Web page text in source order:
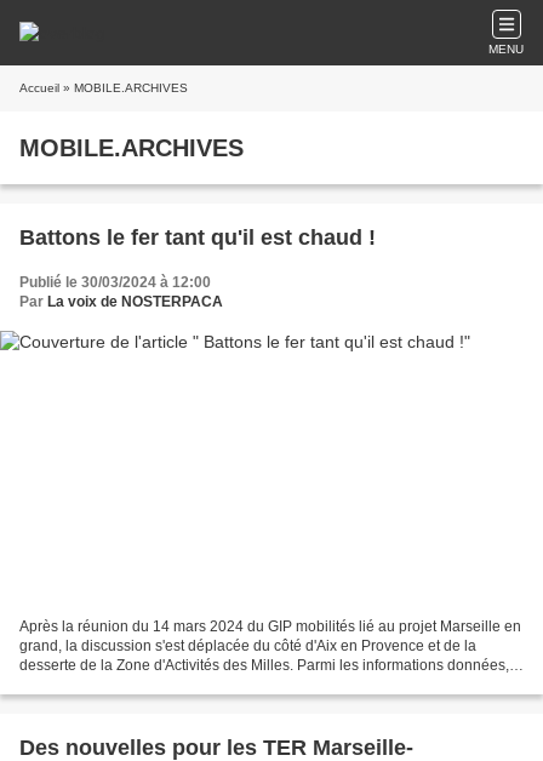
MENU
Accueil » MOBILE.ARCHIVES
MOBILE.ARCHIVES
Battons le fer tant qu'il est chaud !
Publié le 30/03/2024 à 12:00
Par La voix de NOSTERPACA
Après la réunion du 14 mars 2024 du GIP mobilités lié au projet Marseille en
grand, la discussion s'est déplacée du côté d'Aix en Provence et de la
desserte de la Zone d'Activités des Milles. Parmi les informations données,
Des nouvelles pour les TER Marseille-